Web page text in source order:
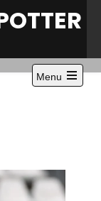
Menu
Open